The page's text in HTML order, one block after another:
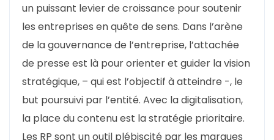
un puissant levier de croissance pour soutenir
les entreprises en quête de sens. Dans l’arène
de la gouvernance de l’entreprise, l’attachée
de presse est là pour orienter et guider la vision
stratégique, – qui est l’objectif à atteindre -, le
but poursuivi par l’entité. Avec la digitalisation,
la place du contenu est la stratégie prioritaire.
Les RP sont un outil plébiscité par les marques